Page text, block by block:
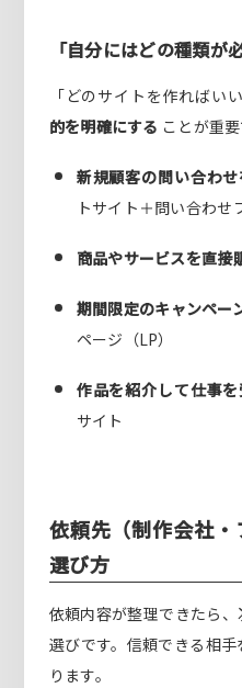
「自分にはどの種類が
「どのサイトを作ればい
的を明確にする ことが重要
新規顧客の問い合わ
トサイト＋問い合わせ
商品やサービスを直接
期間限定のキャンペー
ページ（LP）
作品を紹介して仕事
サイト
依頼先（制作会社
選び方
依頼内容が整理できたら
選びです。信頼できる相
ります。